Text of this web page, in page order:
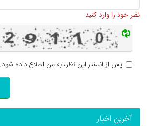
نظر خود را وارد کنید
پس از انتشار این نظر، به من اطلاع داده شود.
آخرین اخبار